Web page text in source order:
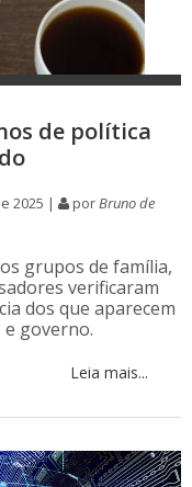
de política
2025 | porBruno de
grupos de família,
verificaram
dos que aparecem
governo.
Leia mais...